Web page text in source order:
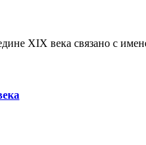
XIX века связано с